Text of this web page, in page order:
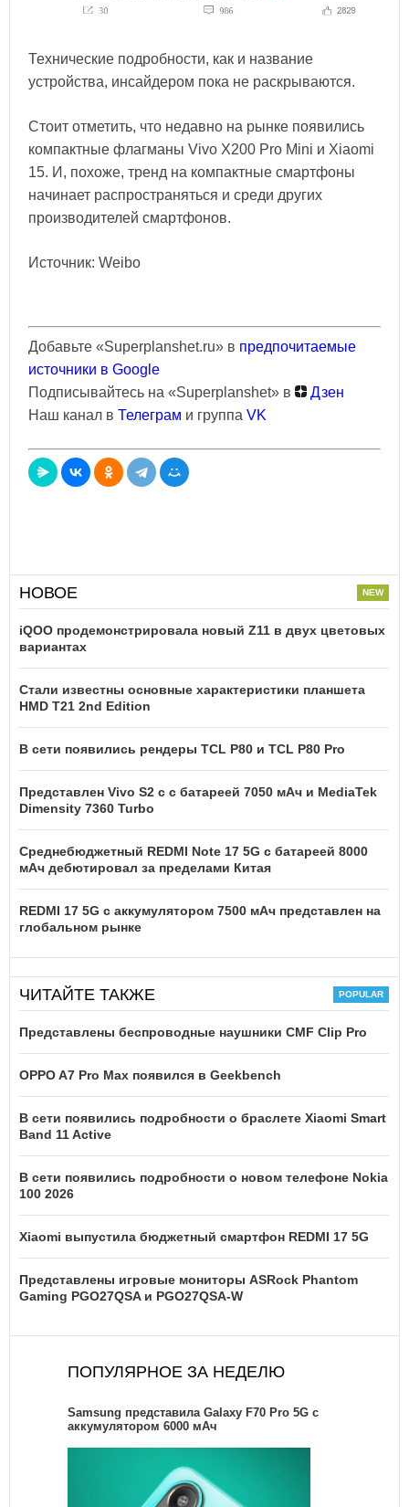
Технические подробности, как и название
устройства, инсайдером пока не раскрываются.
Стоит отметить, что недавно на рынке появились
компактные флагманы Vivo X200 Pro Mini и Xiaomi
15. И, похоже, тренд на компактные смартфоны
начинает распространяться и среди других
производителей смартфонов.
Источник: Weibo
Добавьте «Superplanshet.ru» в предпочитаемые
источники в Google
Подписывайтесь на «Superplanshet» в
Дзен
Наш канал в Телеграм и группа VK
НОВОЕ
iQOO продемонстрировала новый Z11 в двух цветовых
вариантах
Стали известны основные характеристики планшета
HMD T21 2nd Edition
В сети появились рендеры TCL P80 и TCL P80 Pro
Представлен Vivo S2 с с батареей 7050 мАч и MediaTek
Dimensity 7360 Turbo
Среднебюджетный REDMI Note 17 5G с батареей 8000
мАч дебютировал за пределами Китая
REDMI 17 5G c аккумулятором 7500 мАч представлен на
глобальном рынке
ЧИТАЙТЕ ТАКЖЕ
Представлены беспроводные наушники CMF Clip Pro
OPPO A7 Pro Max появился в Geekbench
В сети появились подробности о браслете Xiaomi Smart
Band 11 Active
В сети появились подробности о новом телефоне Nokia
100 2026
Xiaomi выпустила бюджетный смартфон REDMI 17 5G
Представлены игровые мониторы ASRock Phantom
Gaming PGO27QSA и PGO27QSA-W
ПОПУЛЯРНОЕ ЗА НЕДЕЛЮ
Samsung представила Galaxy F70 Pro 5G с
аккумулятором 6000 мАч